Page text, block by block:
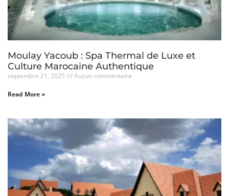
Moulay Yacoub : Spa Thermal de Luxe et
Culture Marocaine Authentique
septembre 21, 2025 Aucun commentaire
Read More »